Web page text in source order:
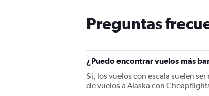
chart
axis
displaying
%
Preguntas
¿Puedo encontrar vuelos más
Sí, los vuelos con escala suelen
de vuelos a Alaska con